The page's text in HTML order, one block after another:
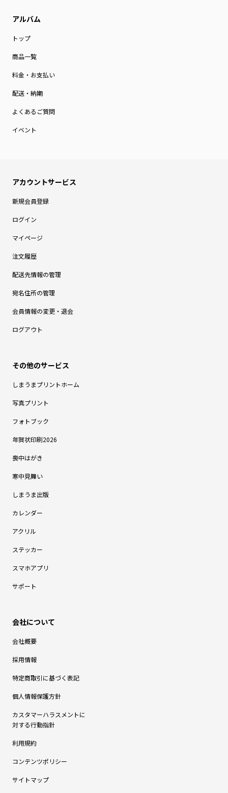
トップ
商品一覧
料金・お支払い
配送・納期
よくあるご質問
イベント
新規会員登録
ログイン
マイページ
注文履歴
配送先情報の管理
宛名住所の管理
会員情報の変更・退会
ログアウト
しまうまプリントホーム
写真プリント
フォトブック
年賀状印刷2026
喪中はがき
寒中見舞い
しまうま出版
カレンダー
アクリル
ステッカー
スマホアプリ
サポート
会社概要
採用情報
特定商取引に基づく表記
個人情報保護方針
カスタマーハラスメントに
対する行動指針
利用規約
コンテンツポリシー
サイトマップ